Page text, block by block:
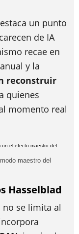
un punto
de IA
recae en
y la
reconstruir
quienes
momento real
maestro del
Hasselblad
no se limita al